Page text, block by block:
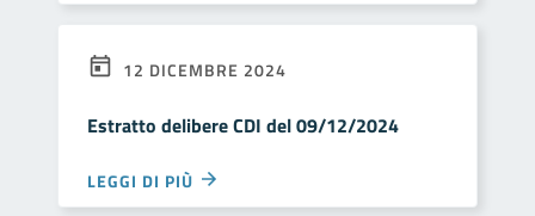
12 DICEMBRE 2024
Estratto delibere CDI del 09/12/2024
LEGGI DI PIÙ